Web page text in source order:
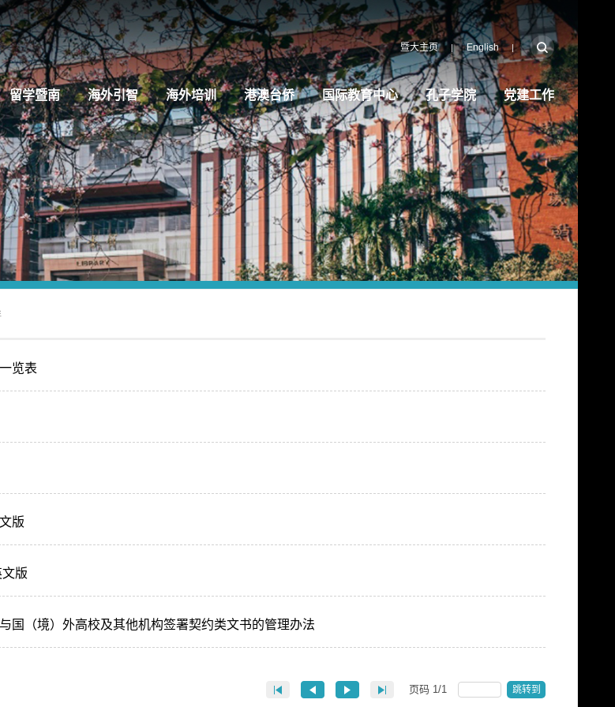
暨大主页 English
留学暨南 海外引智 海外培训 港澳台侨 国际教育中心 孔子学院 党建工作
览表
版
版
国（境）外高校及其他机构签署契约类文书的管理办法
页码 1 /1 跳转到